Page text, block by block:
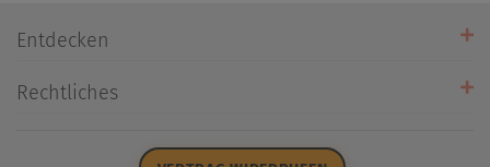
Entdecken
Öffnungszeiten
Rechtliches